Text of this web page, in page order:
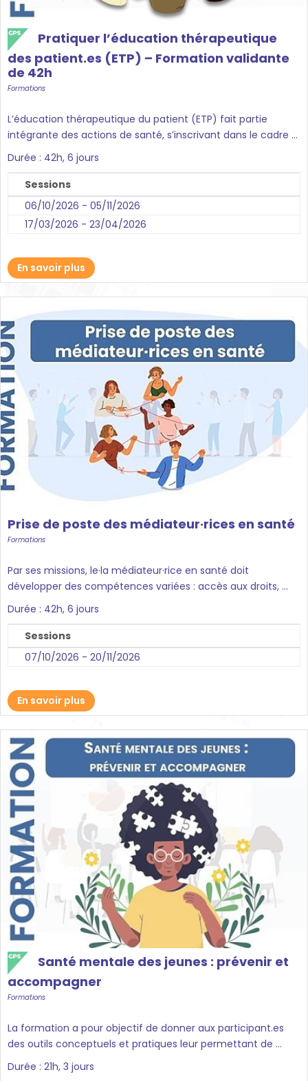
Pratiquer l’éducation thérapeutique
des patient.es (ETP) – Formation validante
de 42h
Formations
L’éducation thérapeutique du patient (ETP) fait partie
intégrante des actions de santé, s’inscrivant dans le cadre ...
En savoir plus
Durée : 42h, 6 jours
Sessions
06/10/2026 - 05/11/2026
17/03/2026 - 23/04/2026
Prise de poste des médiateur·rices en santé
Formations
Par ses missions, le·la médiateur·rice en santé doit
développer des compétences variées : accès aux droits, ...
En savoir plus
Durée : 42h, 6 jours
Sessions
07/10/2026 - 20/11/2026
Santé mentale des jeunes : prévenir et
accompagner
Formations
La formation a pour objectif de donner aux participant.es
des outils conceptuels et pratiques leur permettant de ...
Durée : 21h, 3 jours